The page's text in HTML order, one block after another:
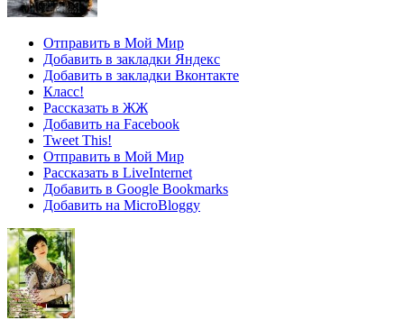
Отправить в Мой Мир
Добавить в закладки Яндекс
Добавить в закладки Вконтакте
Класс!
Рассказать в ЖЖ
Добавить на Facebook
Tweet This!
Отправить в Мой Мир
Рассказать в LiveInternet
Добавить в Google Bookmarks
Добавить на MicroBloggy